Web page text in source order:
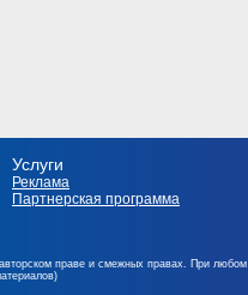
Услуги
Реклама
Партнерская программа
праве и смежных правах. При любом